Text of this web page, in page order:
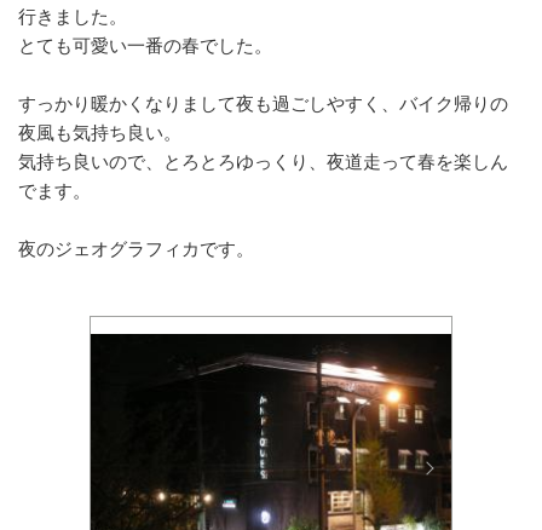
行きました。
とても可愛い一番の春でした。
すっかり暖かくなりまして夜も過ごしやすく、バイク帰りの
夜風も気持ち良い。
気持ち良いので、とろとろゆっくり、夜道走って春を楽しん
でます。
夜のジェオグラフィカです。